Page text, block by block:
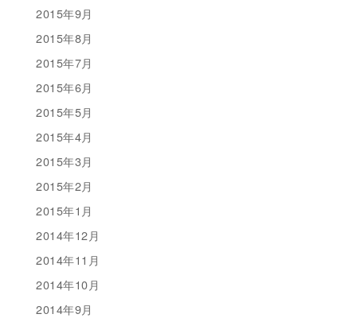
2015年9月
2015年8月
2015年7月
2015年6月
2015年5月
2015年4月
2015年3月
2015年2月
2015年1月
2014年12月
2014年11月
2014年10月
2014年9月